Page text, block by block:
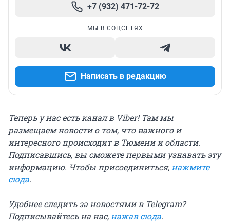
+7 (932) 471-72-72
МЫ В СОЦСЕТЯХ
Написать в редакцию
Теперь у нас есть канал в Viber! Там мы
размещаем новости о том, что важного и
интересного происходит в Тюмени и области.
Подписавшись, вы сможете первыми узнавать эту
информацию. Чтобы присоединиться, нажмите
сюда.
Удобнее следить за новостями в Telegram?
Подписывайтесь на нас, нажав сюда.